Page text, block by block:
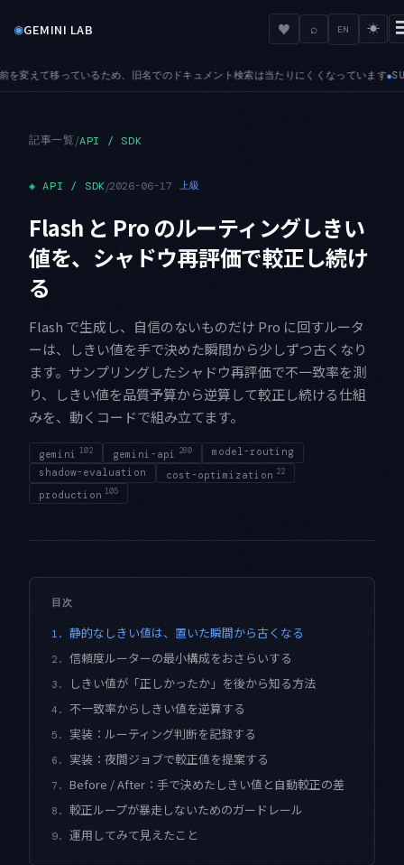
◉GEMINI LAB ♥ ⌕ EN ☀
は当たりにくくなっています●SUNSET — 8月は停止日が4つ並びます。
記事一覧/API / SDK
◈ API / SDK/2026-06-17 上級
Flash と Pro のルーティングしきい
値を、シャドウ再評価で較正し続け
る
Flash で生成し、自信のないものだけ Pro に回すルータ
ーは、しきい値を手で決めた瞬間から少しずつ古くなり
ます。サンプリングしたシャドウ再評価で不一致率を測
り、しきい値を品質予算から逆算して較正し続ける仕組
みを、動くコードで組み立てます。
gemini 102 gemini-api 280
model-routing
shadow-evaluation
cost-optimization 22
production 105
目次
1. 静的なしきい値は、置いた瞬間から古くなる
2. 信頼度ルーターの最小構成をおさらいする
3. しきい値が「正しかったか」を後から知る方法
4. 不一致率からしきい値を逆算する
5. 実装：ルーティング判断を記録する
6. 実装：夜間ジョブで較正値を提案する
7. Before / After：手で決めたしきい値と自動較正の差
8. 較正ループが暴走しないためのガードレール
9. 運用してみて見えたこと